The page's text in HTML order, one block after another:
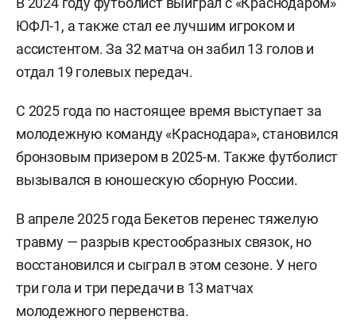
ЮФЛ-1, а также стал ее лучшим игроком и
ассистентом. За 32 матча он забил 13 голов и
отдал 19 голевых передач.
С 2025 года по настоящее время выступает за
молодежную команду «Краснодара», становился
бронзовым призером в 2025-м. Также футболист
вызывался в юношескую сборную России.
В апреле 2025 года Бекетов перенес тяжелую
травму — разрыв крестообразных связок, но
восстановился и сыграл в этом сезоне. У него
три гола и три передачи в 13 матчах
молодежного первенства.